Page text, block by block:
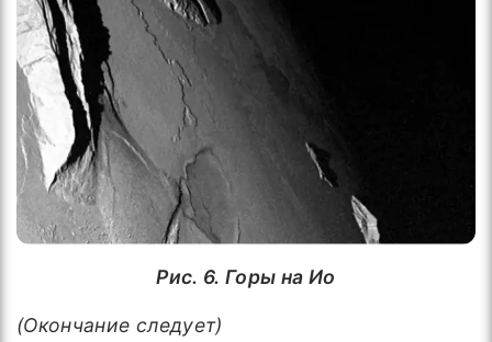
Рис. 6. Горы на Ио
(Окончание следует)